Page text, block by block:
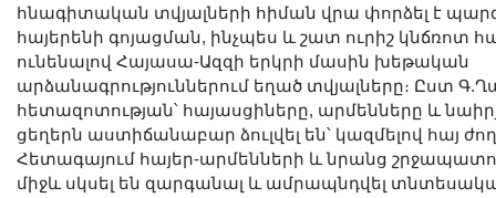
հնագիտական տվյալների հիման վրա փորձել է
հայերենի գոյացման, ինչպես և շատ ուրիշ կնճռոտ
ունենալով Հայասա-Ազզի երկրի մասին խեթական
արձանագրություններում եղած տվյալները։ Ըստ
հետազոտության՝ հայասցիները, արմենները և
ցեղերն աստիճանաբար ձուլվել են՝ կազմելով հայ
Հետագայում հայեր-արմենների և նրանց
միջև սկսել են զարգանալ և ամրապնդվել